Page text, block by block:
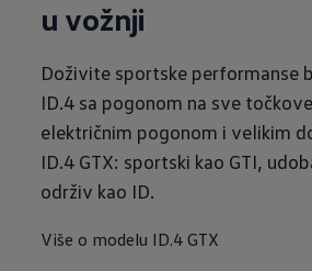
u vožnji
Doživite sportske performanse
ID.4 sa pogonom na sve
električnim pogonom i velikim
ID.4 GTX: sportski kao GTI,
održiv kao ID.
Više o modelu ID.4 GTX